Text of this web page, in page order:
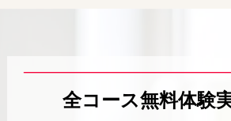
全コース無料体験